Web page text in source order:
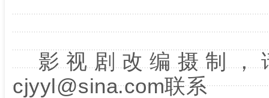
影视剧改编摄制，
cjyyl@sina.com联系